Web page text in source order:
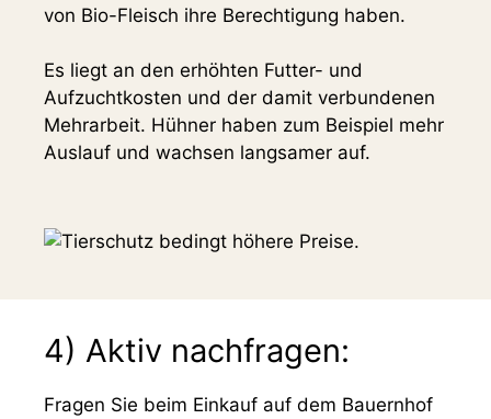
von Bio-Fleisch ihre Berechtigung haben.
Es liegt an den erhöhten Futter- und
Aufzuchtkosten und der damit verbundenen
Mehrarbeit. Hühner haben zum Beispiel mehr
Auslauf und wachsen langsamer auf.
4) Aktiv nachfragen:
Fragen Sie beim Einkauf auf dem Bauernhof